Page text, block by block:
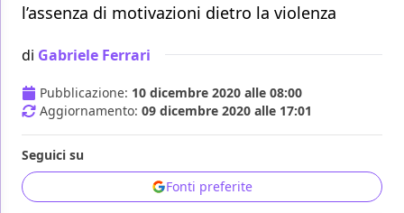
l’assenza di motivazioni dietro la violenza
di Gabriele Ferrari
Pubblicazione: 10 dicembre 2020 alle 08:00
Aggiornamento: 09 dicembre 2020 alle 17:01
Seguici su
Fonti preferite